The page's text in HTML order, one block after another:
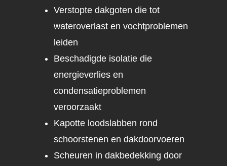
Verstopte dakgoten die tot
wateroverlast en vochtproblemen
leiden
Beschadigde isolatie die
energieverlies en
condensatieproblemen
veroorzaakt
Kapotte loodslabben rond
schoorstenen en dakdoorvoeren
Scheuren in dakbedekking door